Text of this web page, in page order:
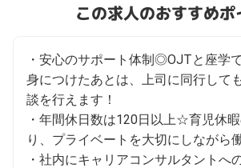
この求人のおすすめポ
・安心のサポート体制◎OJTと座学
身につけたあとは、上司に同行して
談を行えます！
・年間休日数は120日以上☆育児休
り、プライベートを大切にしながら
・社内にキャリアコンサルタントへ